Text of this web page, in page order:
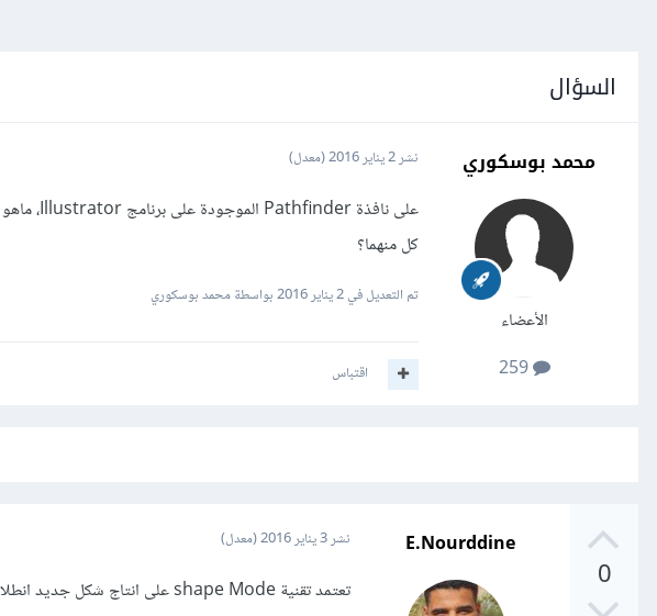
السؤال
محمد بوسكوري
الأعضاء
259
نشر2 يناير 2016 (معدل)
كل منهما؟
تم التعديل في2 يناير 2016 بواسطة محمد بوسكوري
اقتباس
0
E.Nourddine نشر3 يناير 2016 (معدل)